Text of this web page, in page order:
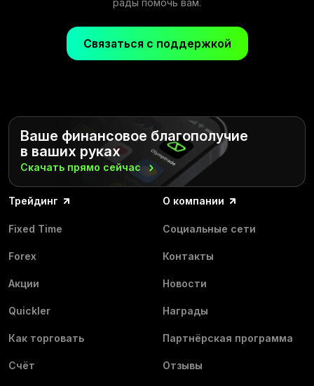
рады помочь вам.
Связаться с поддержкой
Ваше финансовое благополучие
в ваших руках
Скачать прямо сейчас
Трейдинг
Fixed Time
Forex
Акции
Quickler
Как торговать
Счёт
О компании
Социальные сети
Контакты
Новости
Награды
Партнёрская программа
Отзывы